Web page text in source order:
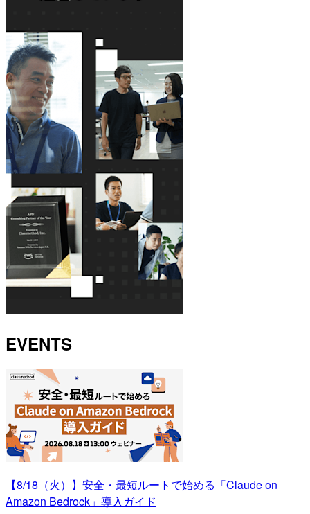
EVENTS
【8/18（火）】安全・最短ルートで始める「Claude on
Amazon Bedrock」導入ガイド